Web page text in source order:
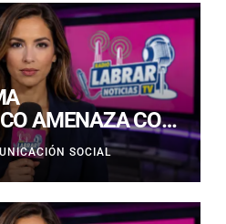
AMENAZA CON
Y TORMENTAS
ATACAMA
SOCIAL